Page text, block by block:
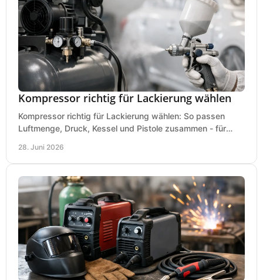
Kompressor richtig für Lackierung wählen
Kompressor richtig für Lackierung wählen: So passen
Luftmenge, Druck, Kessel und Pistole zusammen - für
28. Juni 2026